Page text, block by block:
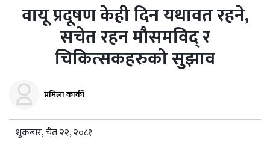
वायू प्रदूषण केही दिन यथावत रहने,
सचेत रहन मौसमविद् र
चिकित्सकहरुको सुझाव
प्रमिला कार्की
शुक्रबार, चैत २२, २०८१